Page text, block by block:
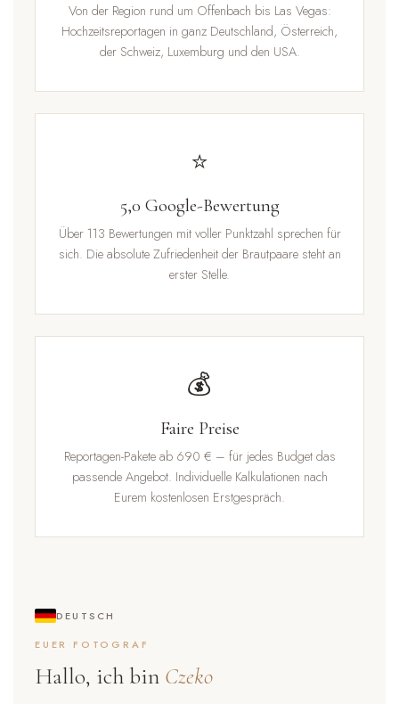
Von der Region rund um Offenbach bis Las Vegas:
Hochzeitsreportagen in ganz Deutschland, Österreich,
der Schweiz, Luxemburg und den USA.
⭐
5,0 Google-Bewertung
Über 113 Bewertungen mit voller Punktzahl sprechen für
sich. Die absolute Zufriedenheit der Brautpaare steht an
erster Stelle.
💰
Faire Preise
Reportagen-Pakete ab 690 € – für jedes Budget das
passende Angebot. Individuelle Kalkulationen nach
Eurem kostenlosen Erstgespräch.
DEUTSCH
EUER FOTOGRAF
Hallo, ich bin Czeko